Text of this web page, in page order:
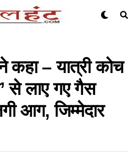
कहा – यात्री कोच
से लाए गए गैस
आग, जिम्मेदार